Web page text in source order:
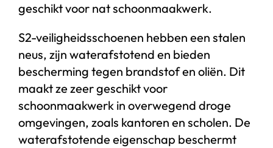
geschikt voor nat schoonmaakwerk.
S2-veiligheidsschoenen hebben een stalen
neus, zijn waterafstotend en bieden
bescherming tegen brandstof en oliën. Dit
maakt ze zeer geschikt voor
schoonmaakwerk in overwegend droge
omgevingen, zoals kantoren en scholen. De
waterafstotende eigenschap beschermt